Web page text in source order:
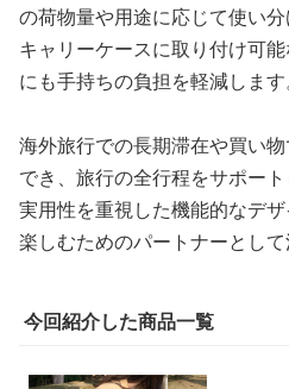
の荷物量や用途に応じて使い分
キャリーケースに取り付け可
にも手持ちの負担を軽減します
海外旅行での長期滞在や買い
でき、旅行の全行程をサポート
実用性を重視した機能的なデ
楽しむためのパートナーとして
今回紹介した商品一覧